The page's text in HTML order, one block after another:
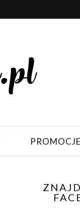
PROMOCJE